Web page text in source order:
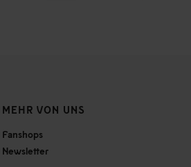
MEHR VON UNS
Fanshops
Newsletter